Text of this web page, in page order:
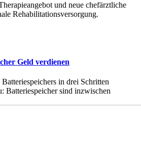
und neue chefärztliche
Rehabilitationsversorgung.
Geld verdienen
in drei Schritten
Batteriespeicher sind inzwischen